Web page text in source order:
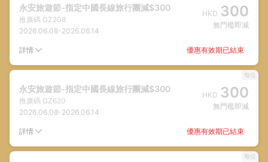
永安旅遊節-指定中國長線旅行團減$300
推廣碼 GZ208
2026.06.08-2026.06.14
HKD 300
無門檻即減
詳情 優惠有效期已結束
永安旅遊節-指定中國長線旅行團減$300
推廣碼 GZ620
2026.06.08-2026.06.14
HKD 300
無門檻即減
每位
詳情 優惠有效期已結束
每位